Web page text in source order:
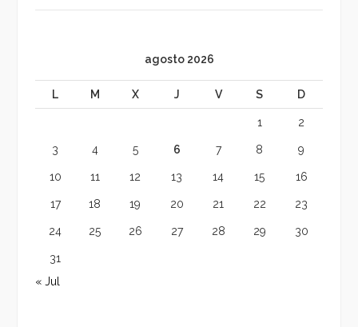
agosto 2026
L M X J V S D
1 2
3 4 5 6 7 8 9
10 11 12 13 14 15 16
17 18 19 20 21 22 23
24 25 26 27 28 29 30
31
« Jul